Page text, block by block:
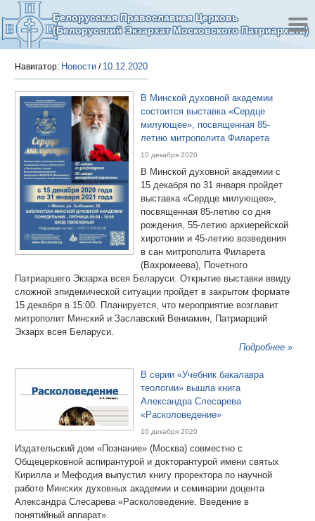
Белорусская Православная Церковь
(Белорусский Экзархат Московского Патриархата)
Навигатор: Новости / 10.12.2020
В Минской духовной академии
состоится выставка «Сердце
милующее», посвященная 85-
летию митрополита Филарета
10 декабря 2020
В Минской духовной академии с
15 декабря по 31 января пройдет
выставка «Сердце милующее»,
посвященная 85-летию со дня
рождения, 55-летию архиерейской
хиротонии и 45-летию возведения
в сан митрополита Филарета
(Вахромеева), Почетного
Патриаршего Экзарха всея Беларуси. Открытие выставки ввиду
сложной эпидемической ситуации пройдет в закрытом формате
15 декабря в 15:00. Планируется, что мероприятие возглавит
митрополит Минский и Заславский Вениамин, Патриарший
Экзарх всея Беларуси.
Подробнее »
В серии «Учебник бакалавра
теологии» вышла книга
Александра Слесарева
«Расколоведение»
10 декабря 2020
Издательский дом «Познание» (Москва) совместно с
Общецерковной аспирантурой и докторантурой имени святых
Кирилла и Мефодия выпустил книгу проректора по научной
работе Минских духовных академии и семинарии доцента
Александра Слесарева «Расколоведение. Введение в
понятийный аппарат».